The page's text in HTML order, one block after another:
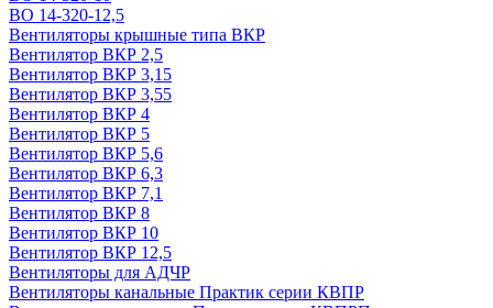
ВО 14-320-12,5
Вентиляторы крышные типа ВКР
Вентилятор ВКР 2,5
Вентилятор ВКР 3,15
Вентилятор ВКР 3,55
Вентилятор ВКР 4
Вентилятор ВКР 5
Вентилятор ВКР 5,6
Вентилятор ВКР 6,3
Вентилятор ВКР 7,1
Вентилятор ВКР 8
Вентилятор ВКР 10
Вентилятор ВКР 12,5
Вентиляторы для АДЧР
Вентиляторы канальные Практик серии КВПР